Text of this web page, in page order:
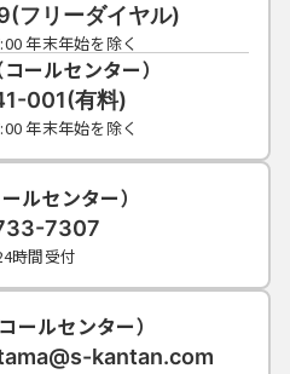
フリーダイヤル)
年末年始を除く
ールセンター）
001(有料)
年末年始を除く
ルセンター）
7307
時間受付
ールセンター）
kantan.com